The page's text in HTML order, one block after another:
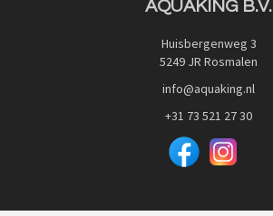
AQUAKING B.V.
Huisbergenweg 3
5249 JR Rosmalen
info@aquaking.nl
+31 73 521 27 30